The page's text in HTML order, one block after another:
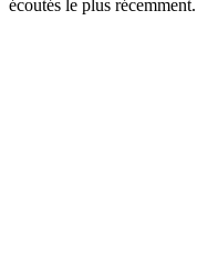
écoutés le plus récemment.